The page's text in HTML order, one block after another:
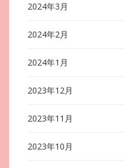
2024年3月
2024年2月
2024年1月
2023年12月
2023年11月
2023年10月